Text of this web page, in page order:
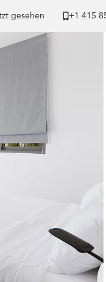
gesehen +1 ​415